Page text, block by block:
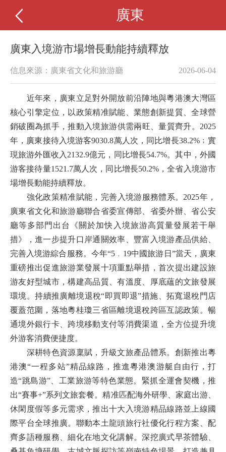
廣東
廣東入境游市場增長動能持續釋放
信息來源：廣東省文化和旅游廳 2026-06-04
近年來，廣東立足對外開放前沿陣地與粵港澳大灣區
核心引擎定位，以政策精准賦能、業態創新提質、全球營
銷破圈為抓手，推動入境旅游供需兩旺、量質齊升。2025
年，廣東接待入境游客9030.8萬人次，同比增長38.2%﹔實
現旅游外匯收入2132.9億元，同比增長54.7%。其中，外國
游客接待量1521.7萬人次，同比增長50.2%，全省入境游市
場增長動能持續釋放。
強化政策精准賦能，完善入境游服務體系。2025年，
廣東省文化和旅游廳聯合省委宣傳部、省委外辦、省公安
廳等多部門出台《關於加快入境旅游高質量發展若干舉
措》，進一步提升口岸通關效率、豐富入境游產品供給、
完善入境游綜合服務。今年“5﹒19中國旅游日”當天，廣東
重磅推出促進旅游業發展十項重點舉措，首次提出建設旅
游友好型城市，構建高品質、有溫度、厚底蘊的文旅發展
環境。持續推廣離境退稅“即買即退”措施、拓寬退稅門店
覆蓋范圍，落地粵桂瓊三省區離境退稅跨區互認政策。暢
通境外銀行卡、跨境移動支付等消費渠道，全方位提升境
外游客消費便捷度。
深耕特色資源稟賦，升級文旅產品體系。創新推出粵
港澳“一程多站”精品線路，推進粵港澳游艇自由行，打
造“跳島游”、工業旅游等特色業態。緊抓全運會契機，推
出“賽事+”系列文旅套餐。精准匹配海外研學、家庭出游、
休閑度假等多元需求，推出十大入境游精品線路並上線國
際平台全球推廣。聯動本土龍頭旅行社優化行程方案、配
齊多語種服務、細化在地文化講解。深挖廣式早茶體驗、